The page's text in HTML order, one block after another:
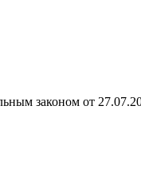
законом от